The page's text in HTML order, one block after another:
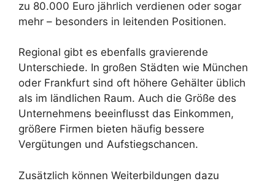
zu 80.000 Euro jährlich verdienen oder sogar
mehr – besonders in leitenden Positionen.
Regional gibt es ebenfalls gravierende
Unterschiede. In großen Städten wie München
oder Frankfurt sind oft höhere Gehälter üblich
als im ländlichen Raum. Auch die Größe des
Unternehmens beeinflusst das Einkommen,
größere Firmen bieten häufig bessere
Vergütungen und Aufstiegschancen.
Zusätzlich können Weiterbildungen dazu